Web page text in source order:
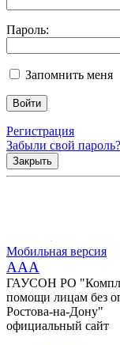
Пароль:
Запомнить меня
Регистрация
Забыли свой пароль?
Закрыть
Мобильная версия
AAA
ГАУСОН РО
помощи лицам без
Ростова-на-Дону"
официальный сайт